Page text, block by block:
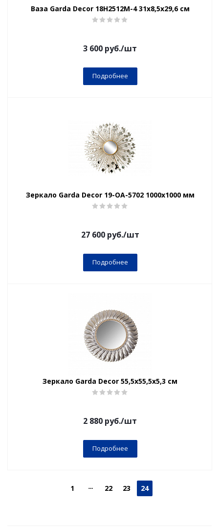
Ваза Garda Decor 18H2512M-4 31х8,5х29,6 см
3 600 руб./шт
Подробнее
Зеркало Garda Decor 19-OA-5702 1000х1000 мм
27 600руб./шт
Подробнее
Зеркало Garda Decor 55,5х55,5х5,3 см
2 880 руб./шт
Подробнее
1 22 23 24